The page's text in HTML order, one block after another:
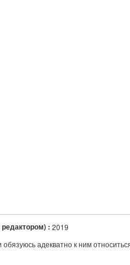
: 2019
адекватно к ним